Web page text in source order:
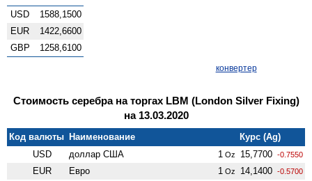
USD
1588,1500
EUR
1422,6600
GBP
1258,6100
конвертер
Стоимость серебра на торгах LBM (London Silver Fixing)
на 13.03.2020
Код валюты Наименование
Курс (Ag)
USD
доллар США 1 Oz 15,7700 -0.7550
EUR Евро 1 Oz 14,1400 -0.5700